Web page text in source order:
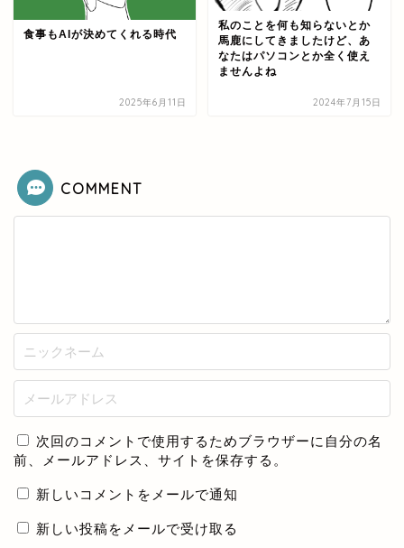
食事もAIが決めてくれる時代
2025年6月11日
私のことを何も知らないとか
馬鹿にしてきましたけど、あ
なたはパソコンとか全く使え
ませんよね
2024年7月15日
COMMENT
次回のコメントで使用するためブラウザーに自分の名
前、メールアドレス、サイトを保存する。
新しいコメントをメールで通知
新しい投稿をメールで受け取る